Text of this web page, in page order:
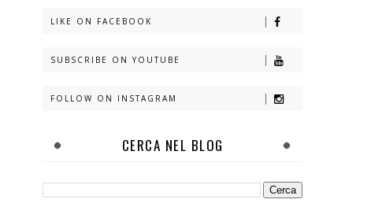
LIKE ON FACEBOOK
SUBSCRIBE ON YOUTUBE
FOLLOW ON INSTAGRAM
CERCA NEL BLOG